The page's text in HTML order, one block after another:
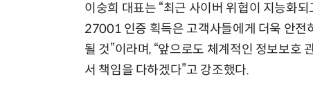
이숭희 대표는 “최근 사이버 위협이 지능화
27001 인증 획득은 고객사들에게 더욱 안전
될 것”이라며, “앞으로도 체계적인 정보보호
서 책임을 다하겠다”고 강조했다.